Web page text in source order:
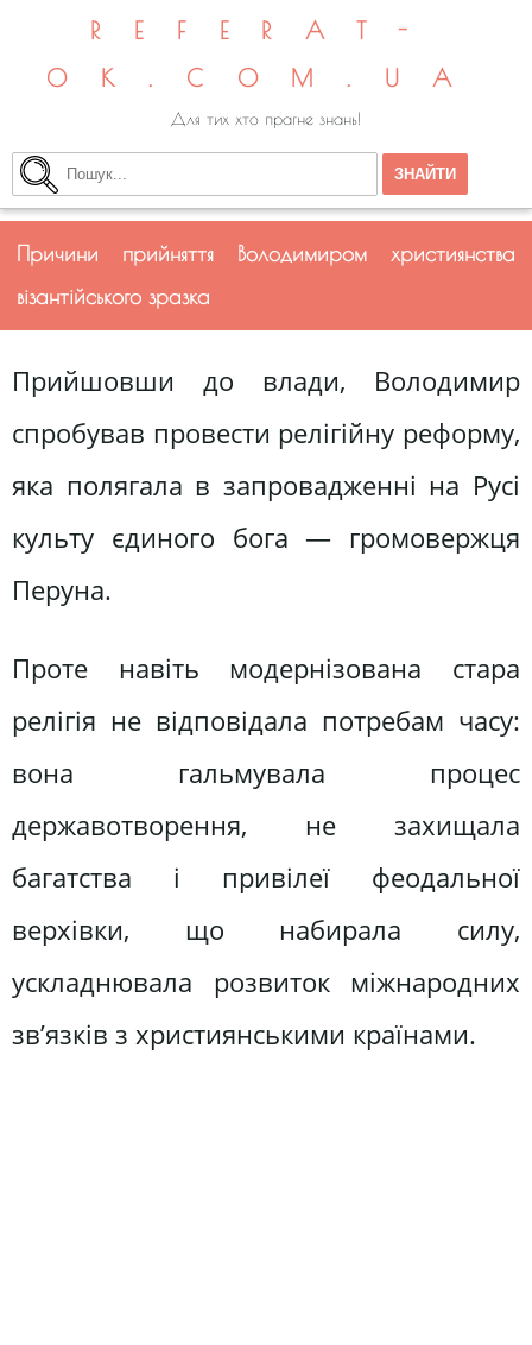
REFERAT-
OK.COM.UA
Для тих хто прагне знань!
Причини прийняття Володимиром християнства
візантійського зразка
Прийшовши до влади, Володимир
спробував провести релігійну реформу,
яка полягала в запровадженні на Русі
культу єдиного бога — громовержця
Перуна.
Проте навіть модернізована стара
релігія не відповідала потребам часу:
вона гальмувала процес
державотворення, не захищала
багатства і привілеї феодальної
верхівки, що набирала силу,
ускладнювала розвиток міжнародних
зв’язків з християнськими країнами.